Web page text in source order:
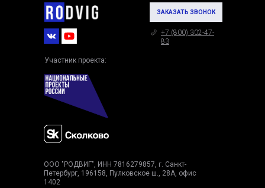
ЗАКАЗАТЬ ЗВОНОК
ООО "РОДВИГ", ИНН 7816279857, г. Санкт-
Петербург, 196158, Пулковское ш., 28А, офис
1402
Участник проекта:
+7 (800) 302-47-
83